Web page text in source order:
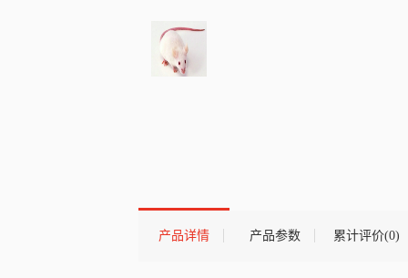
产品详情 产品参数 累计评价(0)